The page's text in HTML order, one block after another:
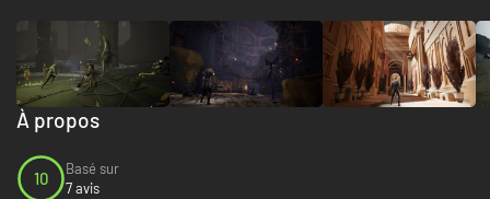
À propos
10
Basé sur
7 avis